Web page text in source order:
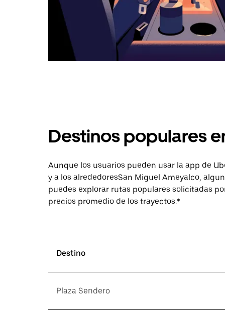
Destinos populares
Aunque los usuarios pueden usar la app de
y a los alrededoresSan Miguel Ameyalco,
puedes explorar rutas populares solicitadas
precios promedio de los trayectos.*
Destino
Plaza Sendero